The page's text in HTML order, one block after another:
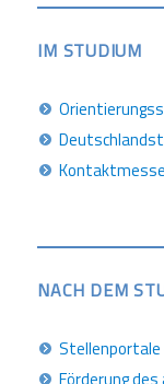
IM STUDIUM
NACH DEM
Stellenportale